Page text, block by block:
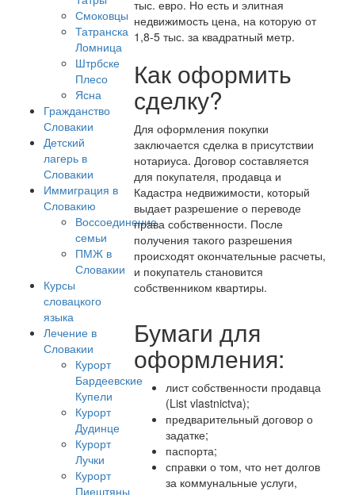
Смоковцы
Татранска
Ломница
Штрбске
Плесо
Ясна
Гражданство
Словакии
Детский
лагерь в
Словакии
Иммиграция в
Словакию
Воссоединение
семьи
ПМЖ в
Словакии
Курсы
словацкого
языка
Лечение в
Словакии
Курорт
Бардеевские
Купели
Курорт
Дудинце
Курорт
Лучки
Курорт
Пиештяны
тыс. евро. Но есть и элитная
недвижимость цена, на которую от
1,8-5 тыс. за квадратный метр.
Как оформить
сделку?
Для оформления покупки
заключается сделка в присутствии
нотариуса. Договор составляется
для покупателя, продавца и
Кадастра недвижимости, который
выдает разрешение о переводе
права собственности. После
получения такого разрешения
происходят окончательные расчеты,
и покупатель становится
собственником квартиры.
Бумаги для
оформления:
лист собственности продавца
(List vlastnictva);
предварительный договор о
задатке;
паспорта;
справки о том, что нет долгов
за коммунальные услуги,